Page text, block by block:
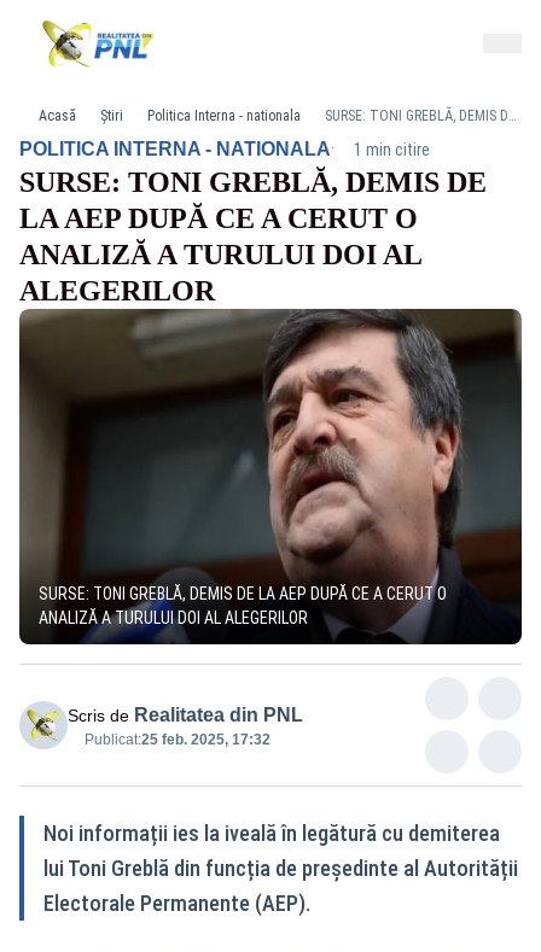
Acasă Știri Politica Interna - nationala SURSE: TONI GREBLĂ, DEMIS DE LA AEP DUPĂ CE A CERUT O ANALIZĂ A TURULUI DOI AL ALEGERILOR
POLITICA INTERNA - NATIONALA· 1 min citire
SURSE: TONI GREBLĂ, DEMIS DE
LA AEP DUPĂ CE A CERUT O
ANALIZĂ A TURULUI DOI AL
ALEGERILOR
SURSE: TONI GREBLĂ, DEMIS DE LA AEP DUPĂ CE A CERUT O
ANALIZĂ A TURULUI DOI AL ALEGERILOR
Scris de Realitatea din PNL
Publicat:25 feb. 2025, 17:32
Noi informații ies la iveală în legătură cu demiterea
lui Toni Greblă din funcția de președinte al Autorității
Electorale Permanente (AEP).